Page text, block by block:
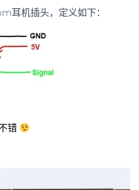
耳机插头，定义如下：
错